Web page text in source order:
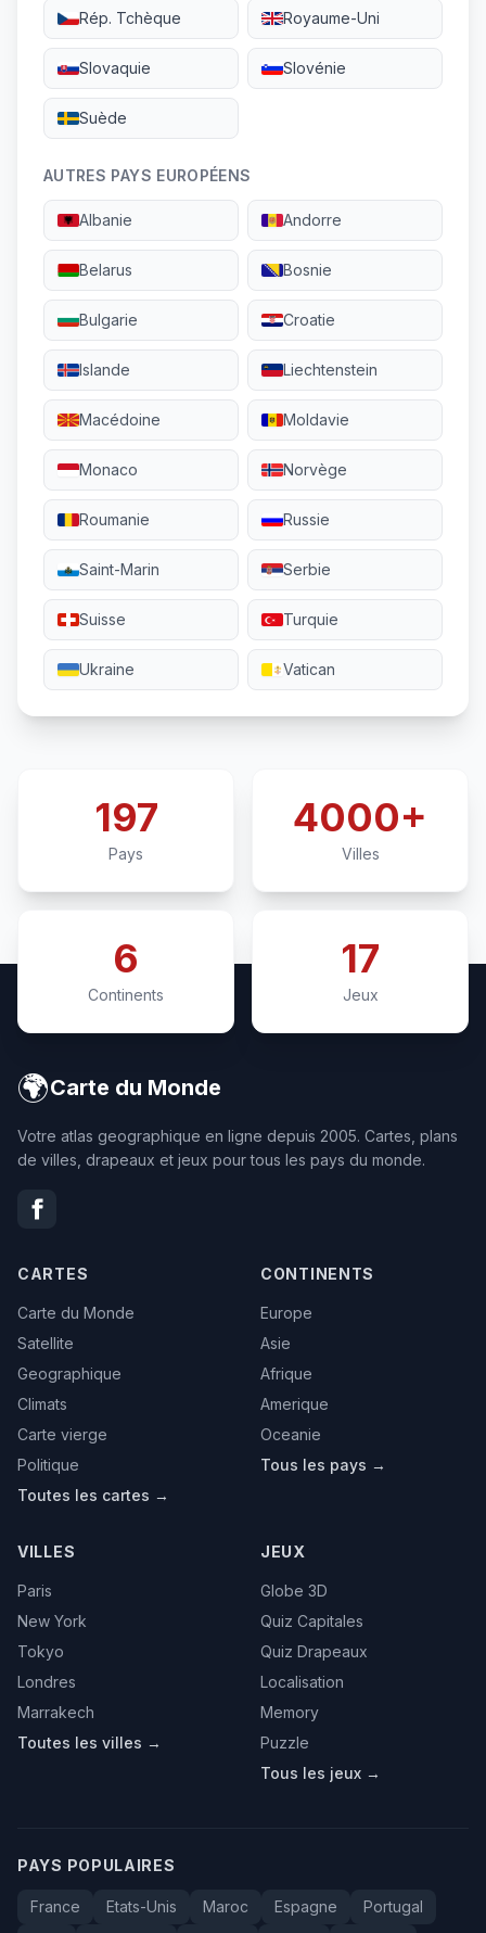
Rép. Tchèque Royaume-Uni
Slovaquie Slovénie
Suède
AUTRES PAYS EUROPÉENS
Albanie Andorre
Belarus Bosnie
Bulgarie Croatie
Islande Liechtenstein
Macédoine Moldavie
Monaco Norvège
Roumanie Russie
Saint-Marin Serbie
Suisse Turquie
Ukraine Vatican
197
Pays
4000+
Villes
6
Continents
17
Jeux
🌍Carte du Monde
Votre atlas geographique en ligne depuis 2005. Cartes, plans
de villes, drapeaux et jeux pour tous les pays du monde.
CARTES
Carte du Monde
Satellite
Geographique
Climats
Carte vierge
Politique
Toutes les cartes →
CONTINENTS
Europe
Asie
Afrique
Amerique
Oceanie
Tous les pays →
VILLES
Paris
New York
Tokyo
Londres
Marrakech
Toutes les villes →
JEUX
Globe 3D
Quiz Capitales
Quiz Drapeaux
Localisation
Memory
Puzzle
Tous les jeux →
PAYS POPULAIRES
France Etats-Unis Maroc Espagne
Portugal